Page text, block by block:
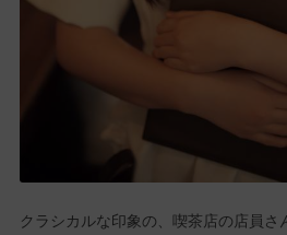
クラシカルな印象の、喫茶店の店員さ